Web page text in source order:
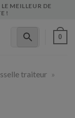
MEILLEUR DE
!
0
traiteur »